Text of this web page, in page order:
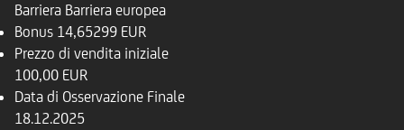
Barriera Barriera europea
Bonus 14,65299 EUR
Prezzo di vendita iniziale
100,00 EUR
Data di Osservazione Finale
18.12.2025